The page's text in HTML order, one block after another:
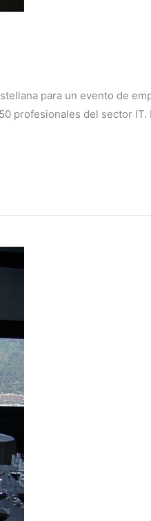
para un evento de
profesionales del sector